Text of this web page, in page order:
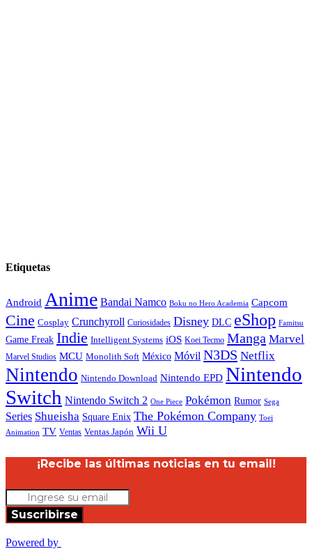
Etiquetas
Android Anime Bandai Namco Boku no Hero Academia Capcom
Cine Cosplay Crunchyroll Curiosidades Disney DLC eShop Famitsu
Game Freak Indie Intelligent Systems iOS Koei Tecmo Manga Marvel
Marvel Studios MCU Monolith Soft México Móvil N3DS Netflix
Nintendo Nintendo Download Nintendo EPD Nintendo
Switch Nintendo Switch 2 One Piece Pokémon Rumor Sega
Series Shueisha Square Enix The Pokémon Company Toei
Animation TV Ventas Ventas Japón Wii U
¡Recibe las últimas noticias en tu email!
Suscribirse
Powered by